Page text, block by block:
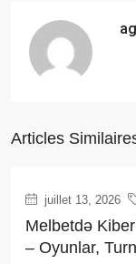
Articles
juillet 13, 2026
Melbetdə
– Oyunlar,